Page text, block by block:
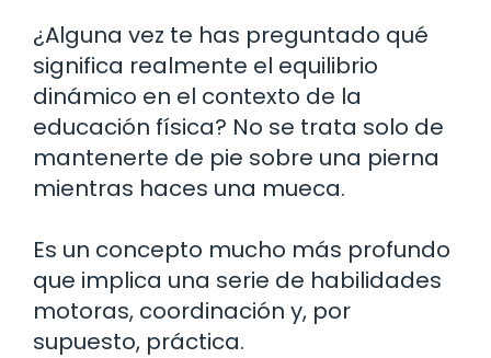
¿Alguna vez te has preguntado qué
significa realmente el equilibrio
dinámico en el contexto de la
educación física? No se trata solo de
mantenerte de pie sobre una pierna
mientras haces una mueca.
Es un concepto mucho más profundo
que implica una serie de habilidades
motoras, coordinación y, por
supuesto, práctica.